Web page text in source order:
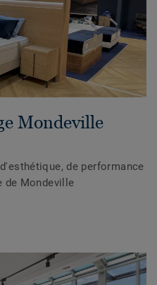
Mondeville
de performance
de Mondeville